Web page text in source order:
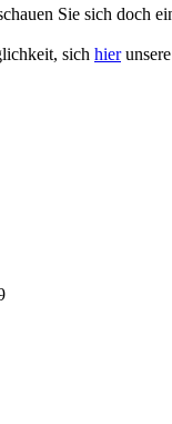
Sie sich doch
sich hier